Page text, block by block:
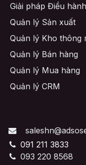
Giải pháp Điều
Quản lý Sản xuất
Quản lý Kho thông
Quản lý Bán hàng
Quản lý Mua hàng
Quản lý CRM
091 211 3833
093 220 8568